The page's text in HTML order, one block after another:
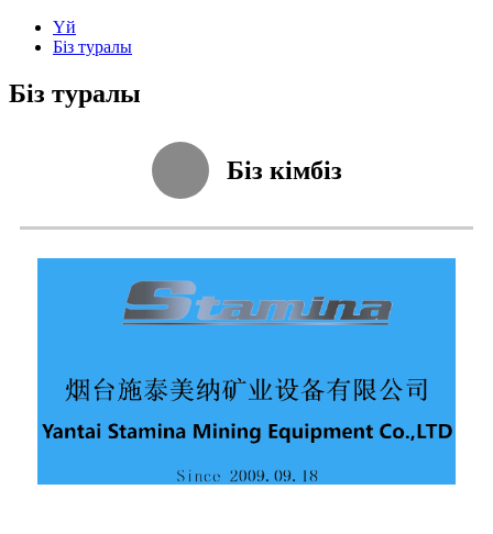
Үй
Біз туралы
Біз туралы
Біз кімбіз